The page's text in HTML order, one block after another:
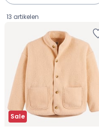
13 artikelen
Sale